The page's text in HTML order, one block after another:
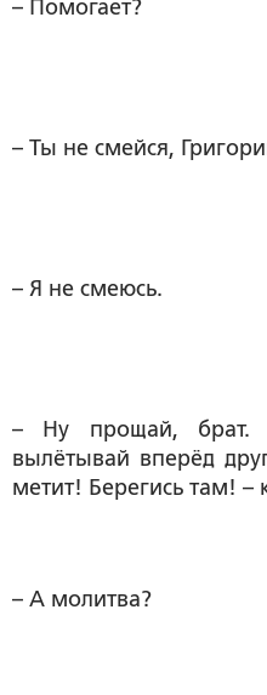
– Помогает?
– Ты не смейся,
– Я не смеюсь.
– Ну прощай, брат.
вылётывай вперёд
метит! Берегись там! –
– А молитва?